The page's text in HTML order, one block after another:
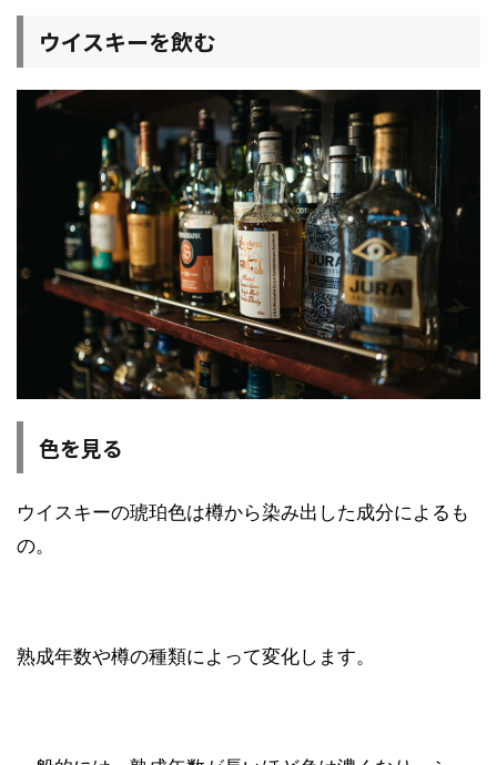
ウイスキーを飲む
色を見る
ウイスキーの琥珀色は樽から染み出した成分によるも
の。
熟成年数や樽の種類によって変化します。